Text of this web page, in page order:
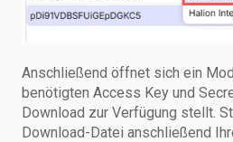
Anschließend öffnet sich ein
benötigten Access Key und
Download zur Verfügung stellt.
Download-Datei anschließend